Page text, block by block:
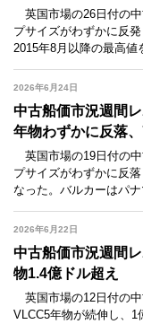
英国市場の26日付の
プサイズがわずかに反
2015年8月以降の最高
2026年6月24日
中古船価市況週間
年物わずかに反落
英国市場の19日付の
プサイズがわずかに反
なった。バルカーはパ
2026年6月22日
中古船価市況週間
物1.4億ドル超え
英国市場の12日付の
VLCC5年物が続伸し、1